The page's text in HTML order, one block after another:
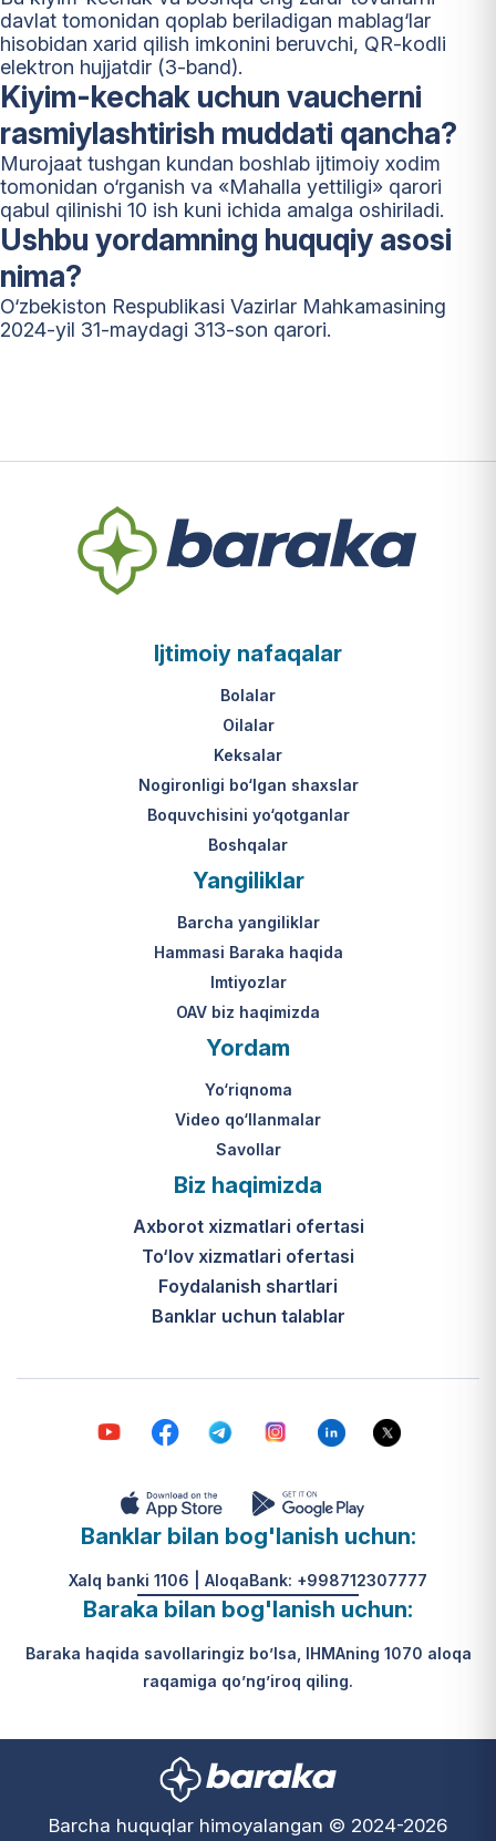
davlat tomonidan qoplab beriladigan mablag‘lar
hisobidan xarid qilish imkonini beruvchi, QR-kodli
elektron hujjatdir (3-band).
Kiyim-kechak uchun vaucherni
rasmiylashtirish muddati qancha?
Murojaat tushgan kundan boshlab ijtimoiy xodim
tomonidan o‘rganish va «Mahalla yettiligi» qarori
qabul qilinishi 10 ish kuni ichida amalga oshiriladi.
Ushbu yordamning huquqiy asosi
nima?
O‘zbekiston Respublikasi Vazirlar Mahkamasining
2024-yil 31-maydagi 313-son qarori.
Ijtimoiy nafaqalar
Bolalar
Oilalar
Keksalar
Nogironligi bo‘lgan shaxslar
Boquvchisini yo‘qotganlar
Boshqalar
Yangiliklar
Barcha yangiliklar
Hammasi Baraka haqida
Imtiyozlar
OAV biz haqimizda
Yordam
Yo‘riqnoma
Video qo‘llanmalar
Savollar
Biz haqimizda
Axborot xizmatlari ofertasi
To‘lov xizmatlari ofertasi
Foydalanish shartlari
Banklar uchun talablar
Banklar bilan bog'lanish uchun:
Xalq banki 1106 | AloqaBank: +998712307777
Baraka bilan bog'lanish uchun:
Baraka haqida savollaringiz bo’lsa, IHMAning 1070 aloqa
raqamiga qo’ng’iroq qiling.
Barcha huquqlar himoyalangan © 2024-2026